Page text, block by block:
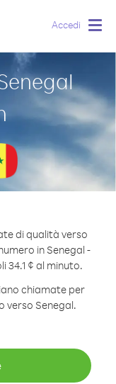
Accedi
di qualità verso
in Senegal -
34.1 ¢ al minuto.
chiamate per
verso Senegal.